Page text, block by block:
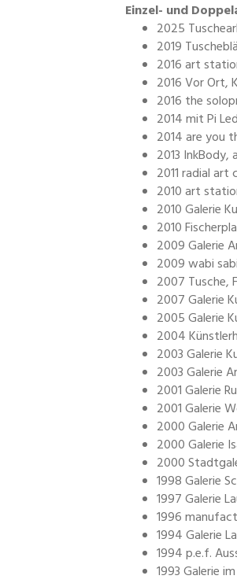
Einzel- und
2025
2019
2016 art
2016 Vor Ort,
2016 the
2014 mit Pi
2014 are you
2013 InkBody,
2011 radial
2010 art
2010 Galerie
2010
2009 Galerie
2009 wabi
2007 Tusche,
2007 Galerie
2005 Galerie
2004
2003 Galerie
2003 Galerie
2001 Galerie
2001 Galerie
2000 Galerie
2000 Galerie
2000
1998 Galerie
1997 Galerie
1996
1994 Galerie
1994 p.e.f.
1993 Galerie